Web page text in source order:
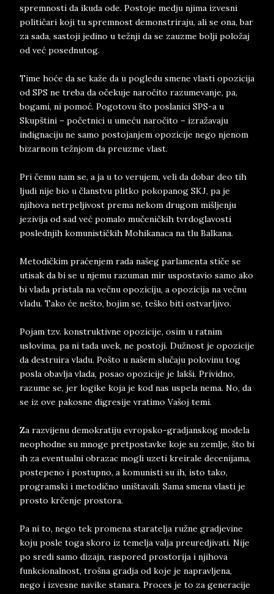
spremnosti da ikuda ode. Postoje medju njima izvesni
političari koji tu spremnost demonstriraju, ali se ona, bar
za sada, sastoji jedino u težnji da se zauzme bolji položaj
od već posednutog.
Time hoće da se kaže da u pogledu smene vlasti opozicija
od SPS ne treba da očekuje naročito razumevanje, pa,
bogami, ni pomoć. Pogotovu što poslanici SPS-a u
Skupštini – početnici u umeću naročito – izražavaju
indignaciju ne samo postojanjem opozicije nego njenom
bizarnom težnjom da preuzme vlast.
Pri čemu nam se, a ja u to verujem, veli da dobar deo tih
ljudi nije bio u članstvu plitko pokopanog SKJ, pa je
njihova netrpeljivost prema nekom drugom mišljenju
jezivija od sad već pomalo mučeničkih tvrdoglavosti
poslednjih komunističkih Mohikanaca na tlu Balkana.
Metodičkim praćenjem rada našeg parlamenta stiče se
utisak da bi se u njemu razuman mir uspostavio samo ako
bi vlada pristala na večnu opoziciju, a opozicija na večnu
vladu. Tako će nešto, bojim se, teško biti ostvarljivo.
Pojam tzv. konstruktivne opozicije, osim u ratnim
uslovima, pa ni tada uvek, ne postoji. Dužnost je opozicije
da destruira vladu. Pošto u našem slučaju polovinu tog
posla obavlja vlada, posao opozicije je lakši. Prividno,
razume se, jer logike koja je kod nas uspela nema. No, da
se iz ove pakosne digresije vratimo Vašoj temi.
Za razvijenu demokratiju evropsko-gradjanskog modela
neophodne su mnoge pretpostavke koje su zemlje, što bi
ih za eventualni obrazac mogli uzeti kreirale decenijama,
postepeno i postupno, a komunisti su ih, isto tako,
programski i metodično uništavali. Sama smena vlasti je
prosto krčenje prostora.
Pa ni to, nego tek promena staratelja ružne gradjevine
koju posle toga skoro iz temelja valja preuredjivati. Nije
po sredi samo dizajn, raspored prostorija i njihova
funkcionalnost, trošna gradja od koje je napravljena,
nego i izvesne navike stanara. Proces je to za generacije